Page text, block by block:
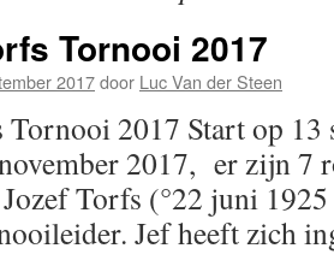
Tornooi 2017
2017door Luc Van der Steen
2017 Start op 13
2017, er zijn 7
Torfs (°22 juni
Jef heeft zich